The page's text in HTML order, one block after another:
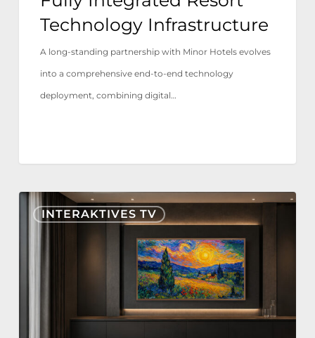
Technology
Infrastructure
Technology Infrastructure
A long-standing partnership with Minor Hotels evolves
into a comprehensive end-to-end technology
deployment, combining digital…
INTERAKTIVES TV
Nonius
TV+
Frame